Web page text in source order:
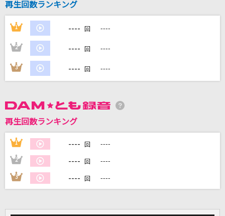
山口百恵
もっと見る
カラオケ最新情報をチェック！
DAMに会員登録・ログインして
自宅でカラオケ歌い放題！
再生回数ランキング
1 ---- 回 ----
2 ---- 回 ----
3 ---- 回 ----
再生回数ランキング
1 ---- 回 ----
2 ---- 回 ----
3 ---- 回 ----